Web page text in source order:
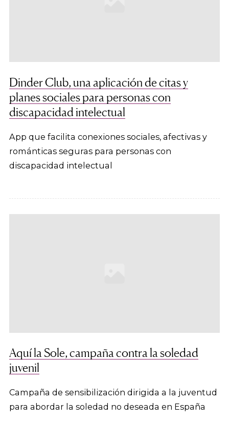
Dinder Club, una aplicación de citas y
planes sociales para personas con
discapacidad intelectual
App que facilita conexiones sociales, afectivas y
románticas seguras para personas con
discapacidad intelectual
Aquí la Sole, campaña contra la soledad
juvenil
Campaña de sensibilización dirigida a la juventud
para abordar la soledad no deseada en España